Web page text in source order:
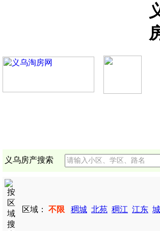
义乌房产搜索
区域： 不限 稠城 北苑 稠江 江东